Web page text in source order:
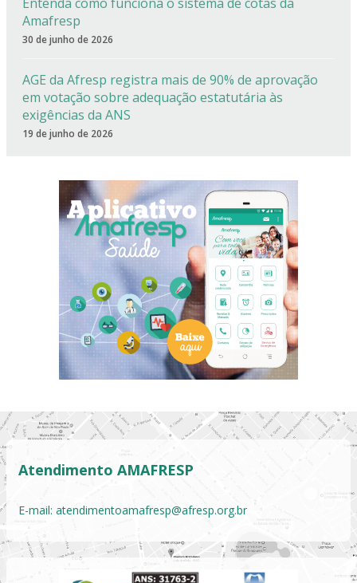
Amafresp
30 de junho de 2026
AGE da Afresp registra mais de 90% de aprovação
em votação sobre adequação estatutária às
exigências da ANS
19 de junho de 2026
Atendimento AMAFRESP
E-mail: atendimentoamafresp@afresp.org.br